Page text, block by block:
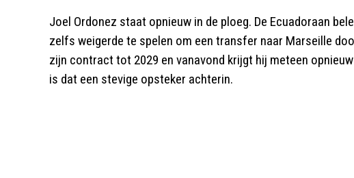
Joel Ordonez staat opnieuw in de ploeg. De Ecuadoraan
zelfs weigerde te spelen om een transfer naar Marseille
zijn contract tot 2029 en vanavond krijgt hij meteen
is dat een stevige opsteker achterin.